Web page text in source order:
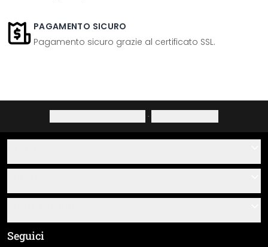
PAGAMENTO SICURO
Pagamento sicuro grazie al certificato SSL.
·
Chi siamo
Istruzioni di posa e montaggio
Panoramica dei materiali
Termini e condizioni generali
Seguici